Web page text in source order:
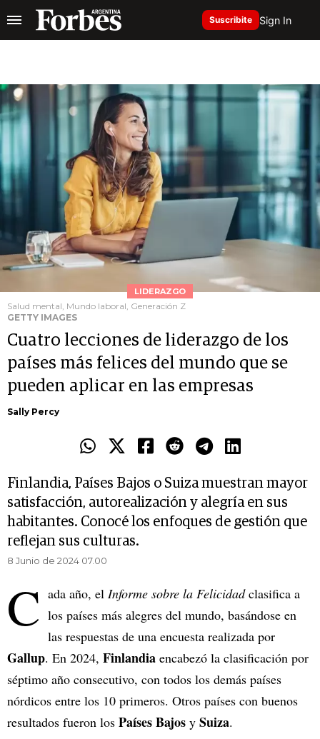
Suscribite Sign In
LIDERAZGO
Salud mental, Mundo laboral, Generación Z
GETTY IMAGES
Cuatro lecciones de liderazgo de los
países más felices del mundo que se
pueden aplicar en las empresas
Sally Percy
Finlandia, Países Bajos o Suiza muestran mayor
satisfacción, autorealización y alegría en sus
habitantes. Conocé los enfoques de gestión que
reflejan sus culturas.
8 Junio de 2024 07.00
C ada año, el Informe sobre la Felicidadclasifica a
los países más alegres del mundo, basándose en
las respuestas de una encuesta realizada por
Gallup. En 2024, Finlandia encabezó la clasificación por
séptimo año consecutivo, con todos los demás países
nórdicos entre los 10 primeros. Otros países con buenos
resultados fueron los Países Bajos y Suiza.